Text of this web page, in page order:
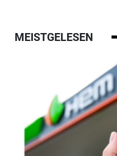
MEISTGELESEN